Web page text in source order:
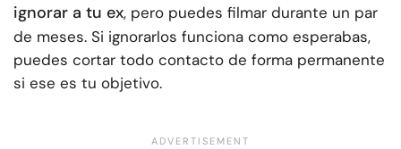
ignorar a tu ex, pero puedes filmar durante un par
de meses. Si ignorarlos funciona como esperabas,
puedes cortar todo contacto de forma permanente
si ese es tu objetivo.